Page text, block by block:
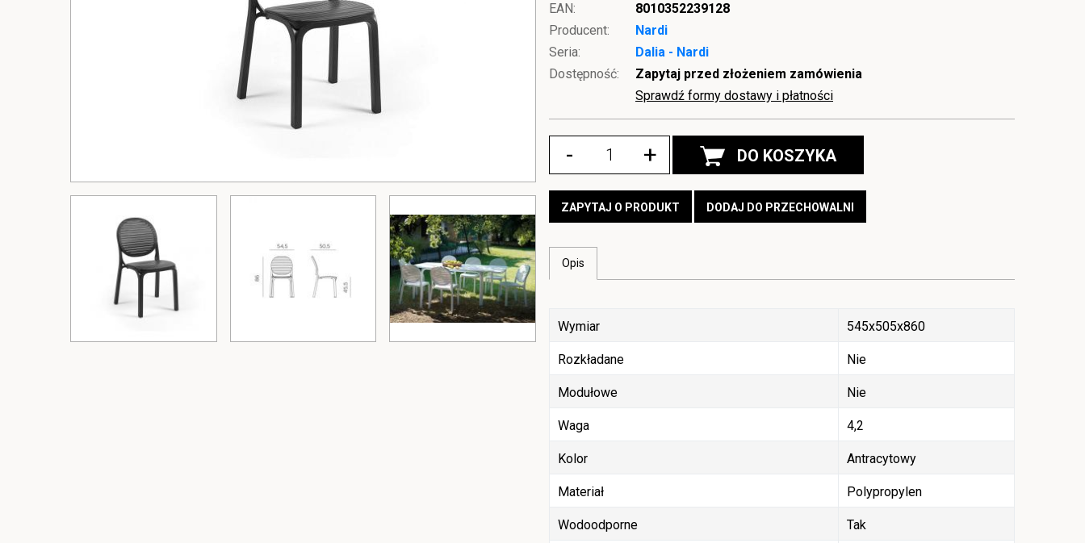
EAN:
8010352239128
Producent:
Nardi
Seria:
Dalia - Nardi
Dostępność:
Zapytaj przed złożeniem zamówienia
Sprawdź formy dostawy i płatności
- + DO KOSZYKA
ZAPYTAJ O PRODUKT DODAJ DO PRZECHOWALNI
Opis
Wymiar 545x505x860
Rozkładane Nie
Modułowe Nie
Waga 4,2
Kolor Antracytowy
Materiał Polypropylen
Wodoodporne Tak